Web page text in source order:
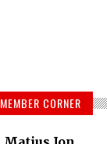
MEMBER CORNER